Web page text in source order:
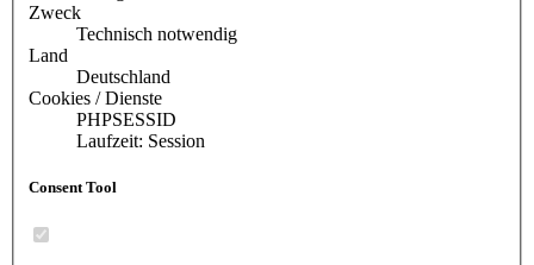
Zweck
Technisch notwendig
Land
Deutschland
Cookies / Dienste
PHPSESSID
Laufzeit: Session
Consent Tool